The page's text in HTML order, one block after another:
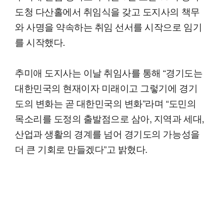
도청 다산홀에서 취임식을 갖고 도지사의 책무
와 사명을 약속하는 취임 선서를 시작으로 임기
를 시작했다.
추미애 도지사는 이날 취임사를 통해 “경기도는
대한민국의 현재이자 미래이고 그렇기에 경기
도의 변화는 곧 대한민국의 변화”라며 “도민의
목소리를 도정의 출발점으로 삼아, 지역과 세대,
산업과 생활의 경계를 넘어 경기도의 가능성을
더 큰 기회로 만들겠다”고 밝혔다.